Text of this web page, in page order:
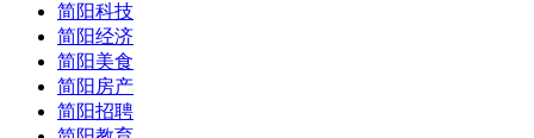
简阳科技
简阳经济
简阳美食
简阳房产
简阳招聘